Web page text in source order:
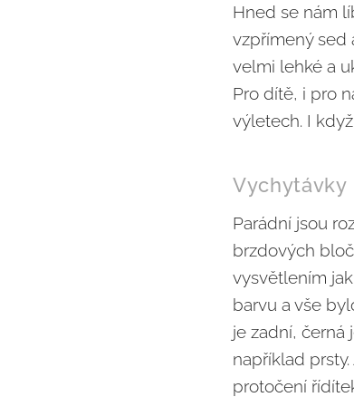
Hned se nám
vzpřímený sed
velmi lehké a
Pro dítě, i pro
výletech. I
Vychytávky
Parádní jsou
brzdových
vysvětlením
barvu a vše
je zadní, černá
například
protočení